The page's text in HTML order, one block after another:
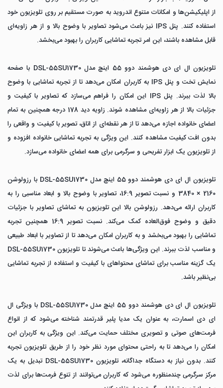
از اپلیکیشن‌ها و امکانات متنوع اندروید به صورت مستقیم بر روی تلویزیون خود
استفاده کنند. پنل IPS نیز باعث می‌شود تصاویر با وضوح بالا و از هر زاویه‌ای
قابل مشاهده باشند، این امر تجربه تماشایی کاربران را بهبود می‌بخشد.
تلویزیون ال ای دی هوشمند دوو 55 اینچ مدل DSL-55SU1730 با صفحه
نمایش تخت و پنل IPS به کاربران امکان می‌دهد تا از تجربه تماشایی با وضوح
بالا لذت ببرند. پنل IPS این امکان را فراهم می‌سازد که تصاویر با کیفیت و
جزئیات بالا از هر زاویه‌ای مشاهده شوند. زاویه دید 178 درجه همچنین به تمام
اعضای خانواده اجازه می‌دهد تا از هر نقطه‌ای از اتاق، تصویر با کیفیت و واقعی را
بدون افت کیفیت مشاهده کنند. این ویژگی به تجربه تماشایی خانواده افزوده و
از تلویزیون یک ابزار تفریحی و سرگرمی برای همه اعضای خانواده می‌سازد.
تلویزیون ال ای دی هوشمند دوو 55 اینچ مدل DSL-55SU1730 با رزولوشن
2160 × 3840 و نسبت تصویر 16:9، تصاویر با وضوح بالا و ابعاد مناسبی را به
کاربران ارائه می‌دهد. رزولوشن بالا این تلویزیون به تماشای تصاویر با جزئیات
دقیق و وضوح فوق‌العاده کمک می‌کند. نسبت تصویر 16:9 همچنین تجربه
تماشایی را بهبود می‌بخشد و به کاربران امکان می‌دهد تا از تصاویر با ابعاد طبیعی
و مناسب لذت ببرند. این ویژگی‌ها باعث می‌شوند تا تلویزیون DSL-55SU1730
یک گزینه مناسب برای تماشای محتواهای با کیفیت و استفاده از تجربه تماشایی
بی‌نظیر باشد.
تلویزیون ال ای دی هوشمند دوو 55 اینچ مدل DSL-55SU1730 با ویژگی ال
ای دی اسمارت، به عنوان یک مدیا پلیر قدرتمند شناخته می‌شود که از انواع
فرمت‌های صوتی و تصویری مختلف حمایت می‌کند. این ویژگی به کاربران این
امکان را می‌دهد تا به راحتی محتوای مورد نظر خود را از طریق تلویزیون تجربه
کنند. بدون نیاز به دستگاه جداگانه، تلویزیون DSL-55SU1730 تبدیل به یک
مرکز سرگرمی چندمنظوره می‌شود که کاربران می‌توانند از تنوع فرمت‌ها برای لذت